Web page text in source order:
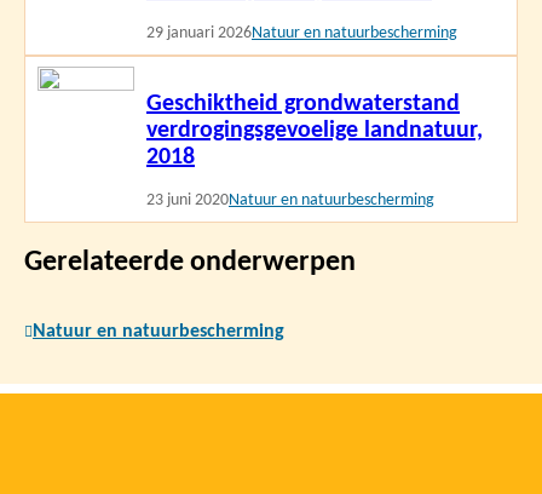
29 januari 2026Natuur en natuurbescherming
Geschiktheid grondwaterstand
verdrogingsgevoelige landnatuur,
2018
23 juni 2020Natuur en natuurbescherming
Lees
Gerelateerde onderwerpen
Natuur en natuurbescherming